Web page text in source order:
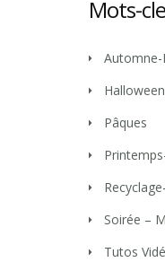
Mots-
Automne-
Halloween
Pâques
Soirée –
Tutos